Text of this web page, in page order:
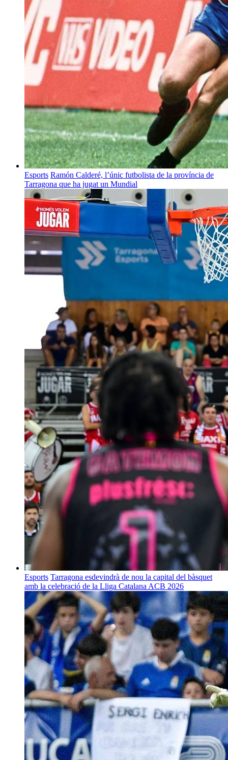
Esports Ramón Calderé, l’únic futbolista de la província de
Tarragona que ha jugat un Mundial
Esports Tarragona esdevindrà de nou la capital del bàsquet
amb la celebració de la Lliga Catalana ACB 2026